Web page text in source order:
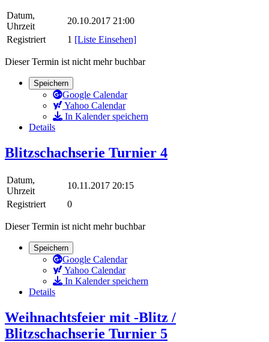
Datum,
Uhrzeit
20.10.2017 21:00
Registriert
1 [Liste Einsehen]
Dieser Termin ist nicht mehr buchbar
Speichern
Google Calendar
Yahoo Calendar
In Kalender speichern
Details
Blitzschachserie Turnier 4
Datum,
Uhrzeit
10.11.2017 20:15
Registriert
0
Dieser Termin ist nicht mehr buchbar
Speichern
Google Calendar
Yahoo Calendar
In Kalender speichern
Details
Weihnachtsfeier mit -Blitz /
Blitzschachserie Turnier 5